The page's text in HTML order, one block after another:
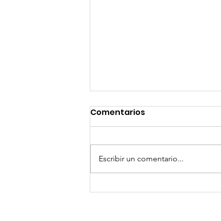
GoMapTravelByFraveo
Comentarios
Escribir un comentario...